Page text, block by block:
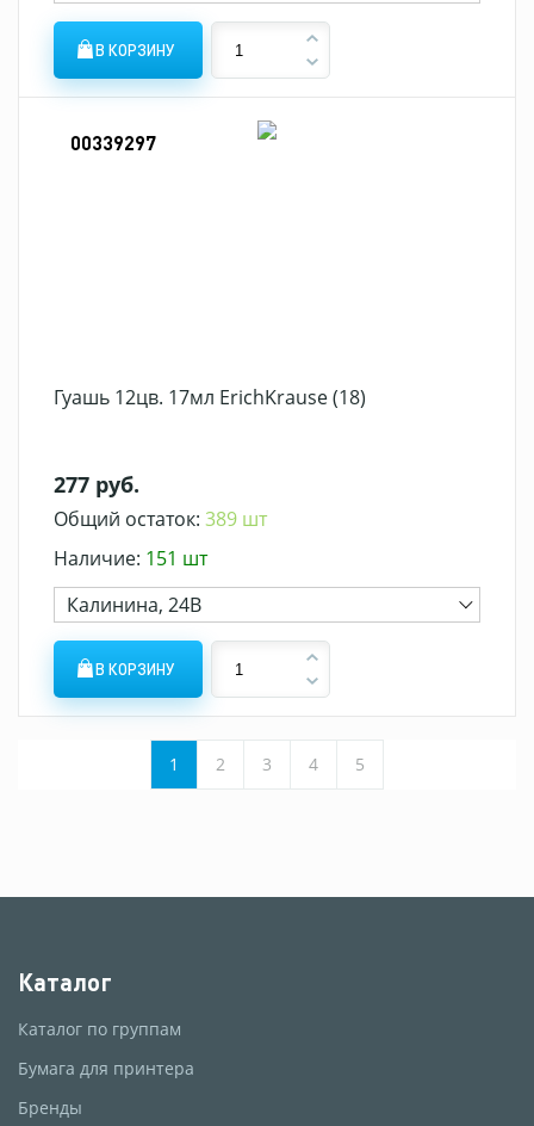
В КОРЗИНУ
00339297
Гуашь 12цв. 17мл ErichKrause (18)
277 руб.
Общий остаток: 389 шт
Наличие: 151 шт
Калинина, 24В
В КОРЗИНУ
1 2 3 4 5
Каталог
Каталог по группам
Бумага для принтера
Бренды